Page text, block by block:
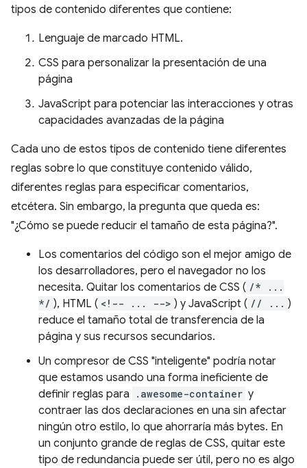
tipos de contenido diferentes que contiene:
Lenguaje de marcado HTML.
CSS para personalizar la presentación de una
página
JavaScript para potenciar las interacciones y otras
capacidades avanzadas de la página
Cada uno de estos tipos de contenido tiene diferentes
reglas sobre lo que constituye contenido válido,
diferentes reglas para especificar comentarios,
etcétera. Sin embargo, la pregunta que queda es:
"¿Cómo se puede reducir el tamaño de esta página?".
Los comentarios del código son el mejor amigo de
los desarrolladores, pero el navegador no los
necesita. Quitar los comentarios de CSS ( /* ...
*/ ), HTML ( <!-- ... --> ) y JavaScript ( // ... )
reduce el tamaño total de transferencia de la
página y sus recursos secundarios.
Un compresor de CSS "inteligente" podría notar
que estamos usando una forma ineficiente de
definir reglas para
.awesome-container y
contraer las dos declaraciones en una sin afectar
ningún otro estilo, lo que ahorraría más bytes. En
un conjunto grande de reglas de CSS, quitar este
tipo de redundancia puede ser útil, pero no es algo